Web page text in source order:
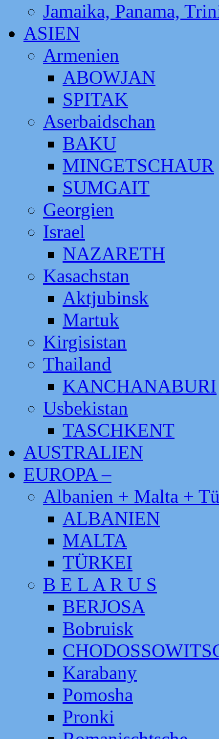
Jamaika, Panama,
ASIEN
Armenien
ABOWJAN
SPITAK
Aserbaidschan
BAKU
MINGETSCHAUR
SUMGAIT
Georgien
Israel
NAZARETH
Kasachstan
Aktjubinsk
Martuk
Kirgisistan
Thailand
KANCHANABURI
Usbekistan
TASCHKENT
AUSTRALIEN
EUROPA –
Albanien + Malta +
ALBANIEN
MALTA
TÜRKEI
B E L A R U S
BERJOSA
Bobruisk
Karabany
Pomosha
Pronki